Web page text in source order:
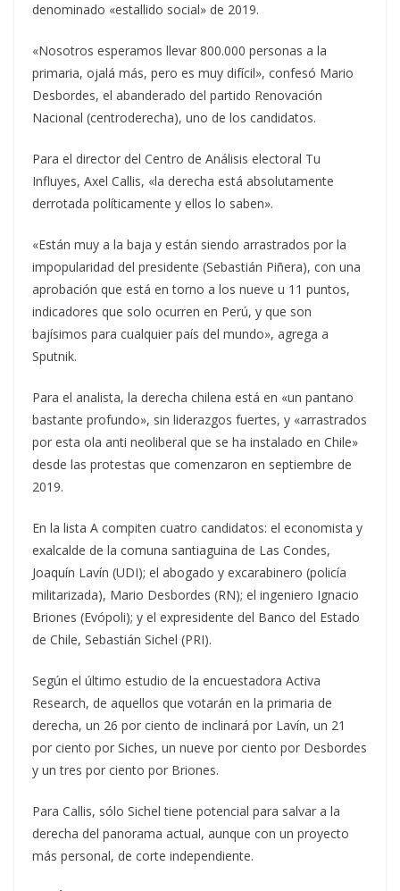
denominado «estallido social» de 2019.
«Nosotros esperamos llevar 800.000 personas a la
primaria, ojalá más, pero es muy difícil», confesó Mario
Desbordes, el abanderado del partido Renovación
Nacional (centroderecha), uno de los candidatos.
Para el director del Centro de Análisis electoral Tu
Influyes, Axel Callis, «la derecha está absolutamente
derrotada políticamente y ellos lo saben».
«Están muy a la baja y están siendo arrastrados por la
impopularidad del presidente (Sebastián Piñera), con una
aprobación que está en torno a los nueve u 11 puntos,
indicadores que solo ocurren en Perú, y que son
bajísimos para cualquier país del mundo», agrega a
Sputnik.
Para el analista, la derecha chilena está en «un pantano
bastante profundo», sin liderazgos fuertes, y «arrastrados
por esta ola anti neoliberal que se ha instalado en Chile»
desde las protestas que comenzaron en septiembre de
2019.
En la lista A compiten cuatro candidatos: el economista y
exalcalde de la comuna santiaguina de Las Condes,
Joaquín Lavín (UDI); el abogado y excarabinero (policía
militarizada), Mario Desbordes (RN); el ingeniero Ignacio
Briones (Evópoli); y el expresidente del Banco del Estado
de Chile, Sebastián Sichel (PRI).
Según el último estudio de la encuestadora Activa
Research, de aquellos que votarán en la primaria de
derecha, un 26 por ciento de inclinará por Lavín, un 21
por ciento por Siches, un nueve por ciento por Desbordes
y un tres por ciento por Briones.
Para Callis, sólo Sichel tiene potencial para salvar a la
derecha del panorama actual, aunque con un proyecto
más personal, de corte independiente.